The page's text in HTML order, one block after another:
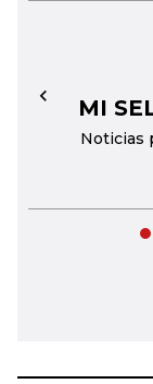
MI
Noticias
←